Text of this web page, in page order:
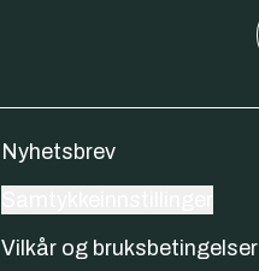
Nyhetsbrev
Vilkår og bruksbetingelser